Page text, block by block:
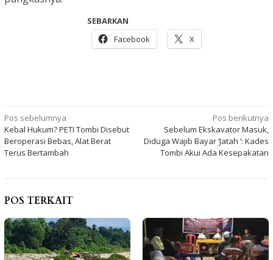
SEBARKAN
Facebook
X
Navigasi
pos
Pos sebelumnya
Kebal Hukum? PETI Tombi Disebut
Beroperasi Bebas, Alat Berat
Terus Bertambah
Pos berikutnya
Sebelum Ekskavator Masuk,
Diduga Wajib Bayar ‘Jatah ‘: Kades
Tombi Akui Ada Kesepakatan
POS TERKAIT